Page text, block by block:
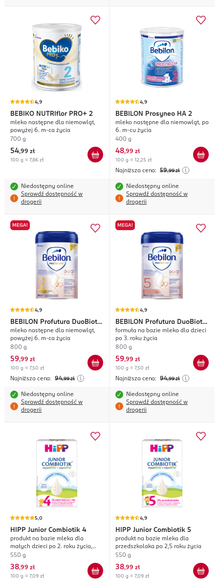
4,9
BEBIKO NUTRIflor PRO+ 2
mleko następne dla niemowląt,
powyżej 6. m-ca życia
700 g
54,99 zł
100 g = 7,86 zł
Niedostępny online
Sprawdź dostępność w
drogerii
4,9
BEBILON Prosyneo HA 2
mleko następne dla niemowląt, po
6. m-cu życia
400 g
48,99 zł
100 g = 12,25 zł
Najniższa cena: 59,99 zł
Niedostępny online
Sprawdź dostępność w
drogerii
MEGA!
4,9
BEBILON
Profutura DuoBiotik
2
mleko następne dla niemowląt,
powyżej 6. m-ca życia
800 g
59,99 zł
100 g = 7,50 zł
Najniższa cena: 94,99 zł
Niedostępny online
Sprawdź dostępność w
drogerii
MEGA!
4,9
BEBILON
Profutura DuoBiotik
5
formuła na bazie mleka dla dzieci
po 3. roku życia
800 g
59,99 zł
100 g = 7,50 zł
Najniższa cena: 94,99 zł
Niedostępny online
Sprawdź dostępność w
drogerii
5,0
HIPP Junior Combiotik 4
produkt na bazie mleka dla
małych dzieci po 2. roku życia,
wzbogacony w witaminy i
550 g
38,99 zł
100 g = 7,09 zł
4,9
HIPP Junior Combiotik 5
produkt na bazie mleka dla
przedszkolaka po 2,5 roku życia
550 g
38,99 zł
100 g = 7,09 zł